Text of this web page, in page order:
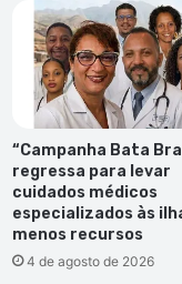
Tribunal
Praia
“Campanha Bata
regressa para levar
cuidados médicos
especializados às
menos recursos
4 de agosto de 2026